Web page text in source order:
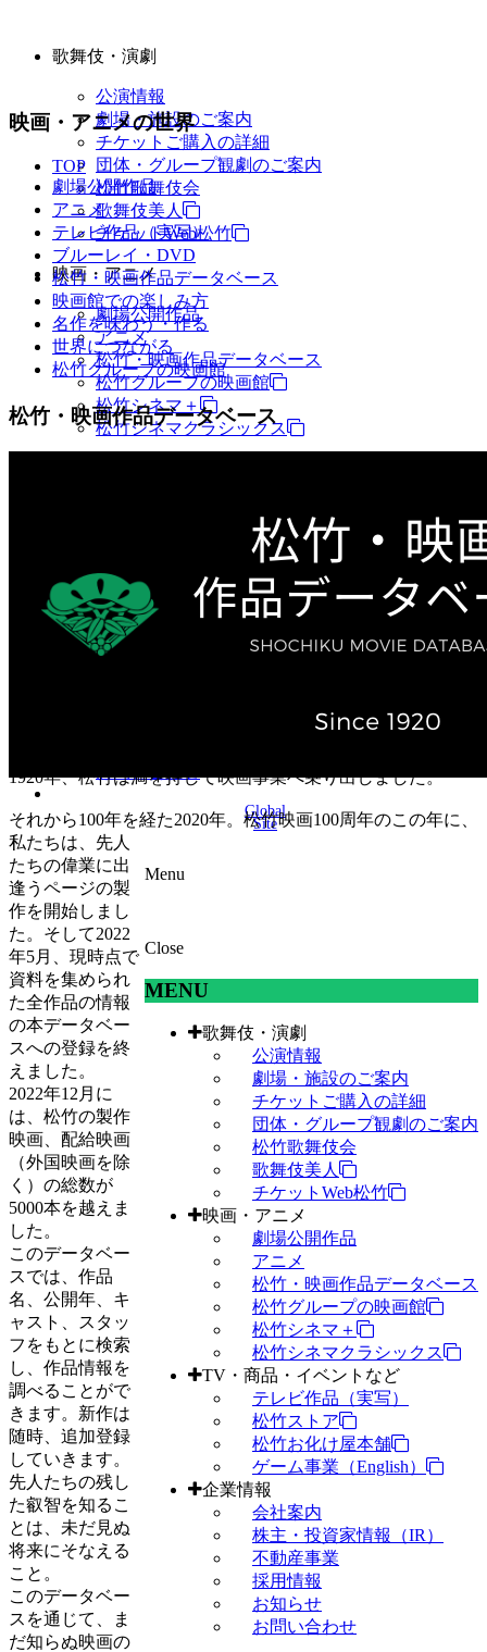
歌舞伎・演劇
公演情報
劇場・施設のご案内
チケットご購入の詳細
団体・グループ観劇のご案内
松竹歌舞伎会
歌舞伎美人
チケットWeb松竹
映画・アニメ
劇場公開作品
アニメ
松竹・映画作品データベース
松竹グループの映画館
松竹シネマ＋
松竹シネマクラシックス
松竹ストア（通販サイト）
ゲーム事業（English）
企業情報
会社案内
Global
Site
Menu
Close
MENU
歌舞伎・演劇
公演情報
劇場・施設のご案内
チケットご購入の詳細
団体・グループ観劇のご案内
松竹歌舞伎会
歌舞伎美人
チケットWeb松竹
映画・アニメ
劇場公開作品
アニメ
松竹・映画作品データベース
松竹グループの映画館
松竹シネマ＋
松竹シネマクラシックス
TV・商品・イベントなど
テレビ作品（実写）
松竹ストア
松竹お化け屋本舗
ゲーム事業（English）
企業情報
会社案内
株主・投資家情報（IR）
不動産事業
採用情報
お知らせ
お問い合わせ
映画・アニメの世界
TOP
劇場公開作品
アニメ
テレビ作品（実写）
ブルーレイ・DVD
松竹・映画作品データベース
映画館での楽しみ方
名作を味わう・作る
世界につながる
松竹グループの映画館
松竹・映画作品データベース
1920年、松竹は満を持して映画事業へ乗り出しました。
それから100年を経た2020年。松竹映画100周年のこの年に、
私たちは、先人
たちの偉業に出
逢うページの製
作を開始しまし
た。そして2022
年5月、現時点で
資料を集められ
た全作品の情報
の本データベー
スへの登録を終
えました。
2022年12月に
は、松竹の製作
映画、配給映画
（外国映画を除
く）の総数が
5000本を越えま
した。
このデータベー
スでは、作品
名、公開年、キ
ャスト、スタッ
フをもとに検索
し、作品情報を
調べることがで
きます。新作は
随時、追加登録
していきます。
先人たちの残し
た叡智を知るこ
とは、未だ見ぬ
将来にそなえる
こと。
このデータベー
スを通じて、ま
だ知らぬ映画の